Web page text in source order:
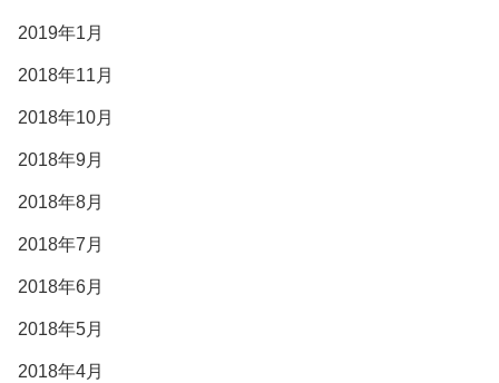
2019年1月
2018年11月
2018年10月
2018年9月
2018年8月
2018年7月
2018年6月
2018年5月
2018年4月